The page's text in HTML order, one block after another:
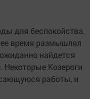
для беспокойства.
время размышлял
найдется
Некоторые Козероги
работы, и